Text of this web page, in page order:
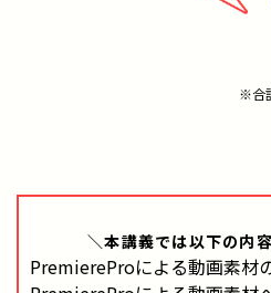
※合
＼本講義では以下の内容
PremiereProによる動画素材